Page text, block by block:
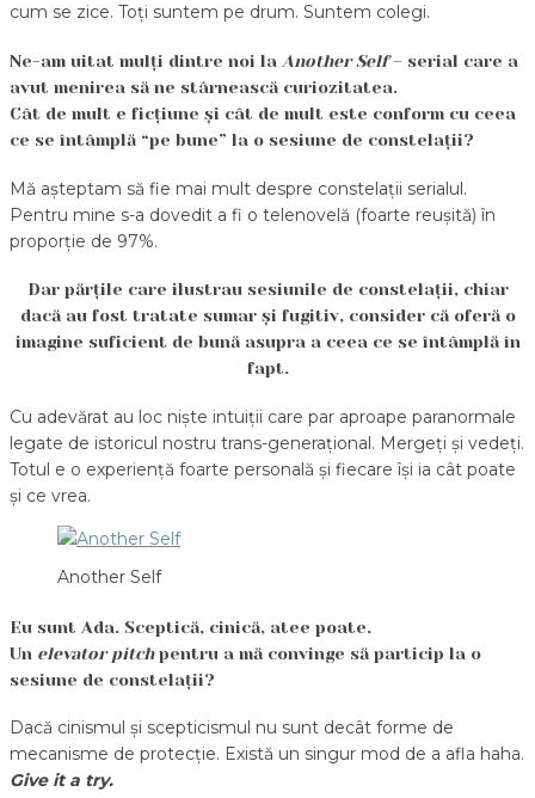
cum se zice. Toți suntem pe drum. Suntem colegi.
Ne-am uitat mulți dintre noi la Another Self– serial care a
avut menirea să ne stârnească curiozitatea.
Cât de mult e ficțiune și cât de mult este conform cu ceea
ce se întâmplă “pe bune” la o sesiune de constelații?
Mă așteptam să fie mai mult despre constelații serialul.
Pentru mine s-a dovedit a fi o telenovelă (foarte reușită) în
proporție de 97%.
Dar părțile care ilustrau sesiunile de constelații, chiar
dacă au fost tratate sumar și fugitiv, consider că oferă o
imagine suficient de bună asupra a ceea ce se întâmplă în
fapt.
Cu adevărat au loc niște intuiții care par aproape paranormale
legate de istoricul nostru trans-generațional. Mergeți și vedeți.
Totul e o experiență foarte personală și fiecare își ia cât poate
și ce vrea.
Another Self
Eu sunt Ada. Sceptică, cinică, atee poate.
Un elevator pitchpentru a mă convinge să particip la o
sesiune de constelații?
Dacă cinismul și scepticismul nu sunt decât forme de
mecanisme de protecție. Există un singur mod de a afla haha.
Give it a try.